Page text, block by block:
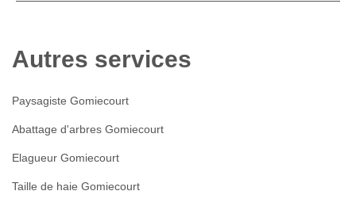
Autres services
Paysagiste Gomiecourt
Abattage d'arbres Gomiecourt
Elagueur Gomiecourt
Taille de haie Gomiecourt